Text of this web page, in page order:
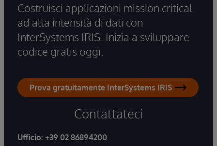
Costruisci applicazioni mission critical
ad alta intensità di dati con
InterSystems IRIS. Inizia a sviluppare
codice gratis oggi.
Prova gratuitamente InterSystems IRIS
Contattateci
Ufficio: +39 02 86894200